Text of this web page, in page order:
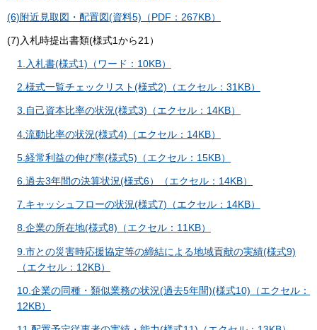
(6)附近見取図・配置図(資料5)（PDF：267KB）
(7)入札時提出書類(様式1から21）
1.入札書(様式1)（ワード：10KB）
2.様式一覧チェックリスト(様式2)（エクセル：31KB）
3.自己資本比率の状況(様式3)（エクセル：14KB）
4.流動比率の状況(様式4)（エクセル：14KB）
5.経常利益の伸び率(様式5)（エクセル：15KB）
6.過去3年間の決算状況(様式6）（エクセル：14KB）
7.キャッシュフローの状況(様式7)（エクセル：14KB）
8.企業の所在地(様式8)（エクセル：11KB）
9.市との災害時応援協定等の締結による地域貢献の実績(様式9)
（エクセル：12KB）
10.企業の同種・類似業務の状況(過去5年間)(様式10)（エクセル：
12KB）